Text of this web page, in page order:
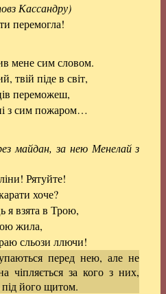
Кассандру)
перемогла!
мене сим словом.
твій піде в світ,
переможеш,
з сим пожаром…
майдан, за нею Менелай з
Рятуйте!
хоче?
я взята в Трою,
жила,
сльози ллючи!
перед нею, але не
чіпляється за кого з них,
під його щитом.